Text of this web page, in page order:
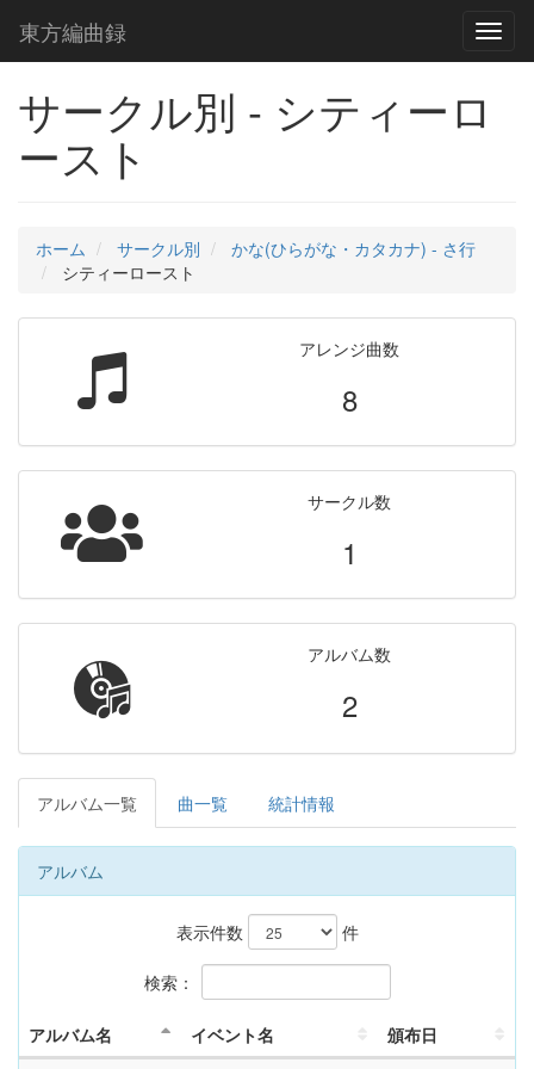
東方編曲録
サークル別 - シティーロ
ースト
ホーム サークル別
かな(ひらがな・カタカナ) - さ行
シティーロースト
アレンジ曲数
8
サークル数
1
アルバム数
2
アルバム一覧 曲一覧 統計情報
アルバム
表示件数 件
検索：
アルバム名 イベント名 頒布日